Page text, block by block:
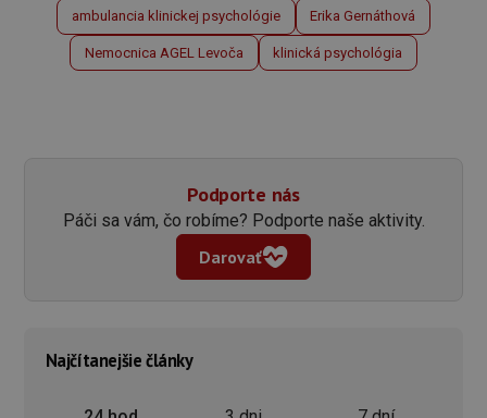
ambulancia klinickej psychológie Erika Gernáthová
Nemocnica AGEL Levoča klinická psychológia
Podporte nás
Páči sa vám, čo robíme? Podporte naše aktivity.
Darovať
Najčítanejšie články